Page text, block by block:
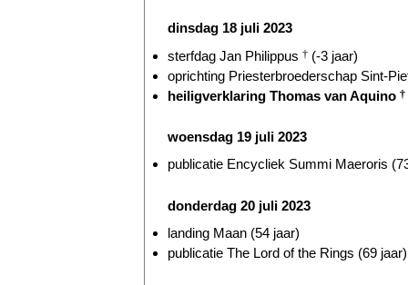
dinsdag 18 juli 2023
sterfdag Jan Philippus † (-3 jaar)
oprichting Priesterbroederschap Sint-
heiligverklaring Thomas van Aquino †
woensdag 19 juli 2023
publicatie Encycliek Summi Maeroris
donderdag 20 juli 2023
landing Maan (54 jaar)
publicatie The Lord of the Rings (69 jaar)